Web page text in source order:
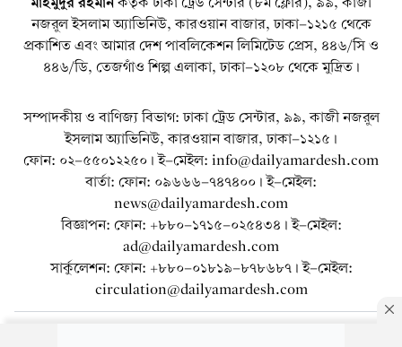
নজরুল ইসলাম অ্যাভিনিউ, কারওয়ান বাজার, ঢাকা-১২১৫ থেকে
প্রকাশিত এবং আমার দেশ পাবলিকেশন লিমিটেড প্রেস, ৪৪৬/সি ও
৪৪৬/ডি, তেজগাঁও শিল্প এলাকা, ঢাকা-১২০৮ থেকে মুদ্রিত।
সম্পাদকীয় ও বাণিজ্য বিভাগ: ঢাকা ট্রেড সেন্টার, ৯৯, কাজী নজরুল
ইসলাম অ্যাভিনিউ, কারওয়ান বাজার, ঢাকা-১২১৫।
ফোন: ০২-৫৫০১২২৫০। ই-মেইল: info@dailyamardesh.com
বার্তা: ফোন: ০৯৬৬৬-৭৪৭৪০০। ই-মেইল:
news@dailyamardesh.com
বিজ্ঞাপন: ফোন: +৮৮০-১৭১৫-০২৫৪৩৪ । ই-মেইল:
ad@dailyamardesh.com
সার্কুলেশন: ফোন: +৮৮০-০১৮১৯-৮৭৮৬৮৭ । ই-মেইল:
circulation@dailyamardesh.com